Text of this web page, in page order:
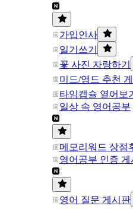
가입인사
일기쓰기
꽃 사진 자랑하기
미드/영드 추천
타임캡슐 열어보기
일상 속 영어공부
메모리워드 상점
영어공부 인증 게
영어 질문 게시판